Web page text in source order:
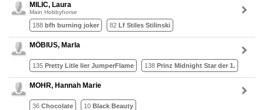
MILIC, Laura
Main Hobbyhorse
188 bfh burning joker 82 Lf Stiles Stilinski
MÖBIUS, Marla
135 Pretty Litle lier JumperFlame 138 Prinz Midnight Star der 1.
MOHR, Hannah Marie
36 Chocolate 10 Black Beauty